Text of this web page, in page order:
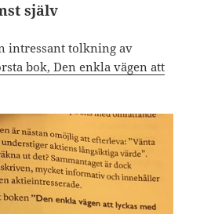
själv
intressant tolkning av
bok, Den enkla vägen att